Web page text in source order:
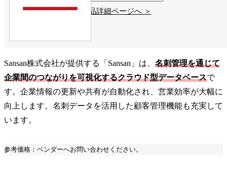
製品詳細ページへ ＞
Sansan株式会社が提供する「Sansan」は、 名刺管理を通じて
企業間のつながりを可視化するクラウド型データベースで
す。企業情報の更新や共有が自動化され、営業効率が大幅に
向上します。名刺データを活用した顧客管理機能も充実して
います。
参考価格：ベンダーへお問い合わせください。